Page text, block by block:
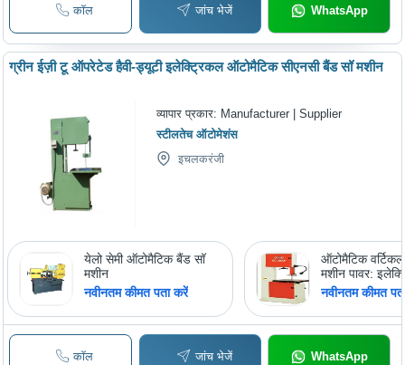
कॉल जांच भेजें WhatsApp
ग्रीन ईज़ी टू ऑपरेटेड हैवी-ड्यूटी इलेक्ट्रिकल ऑटोमैटिक सीएनसी बैंड सॉ मशीन
व्यापार प्रकार: Manufacturer | Supplier
स्टीलतेच ऑटोमेशंस
इचलकरंजी
येलो सेमी ऑटोमैटिक बैंड सॉ
मशीन
नवीनतम कीमत पता करें
ऑटोमैटिक
मशीन पावर:
नवीनतम कीमत
कॉल जांच भेजें WhatsApp